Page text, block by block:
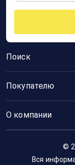
Поиск
Покупателю
О компании
©
Вся